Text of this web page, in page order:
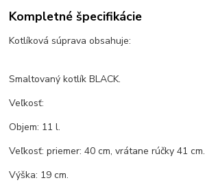
Kompletné špecifikácie
Kotlíková súprava obsahuje:
Smaltovaný kotlík BLACK.
Veľkosť:
Objem: 11 l.
Veľkosť: priemer: 40 cm, vrátane rúčky 41 cm.
Výška: 19 cm.